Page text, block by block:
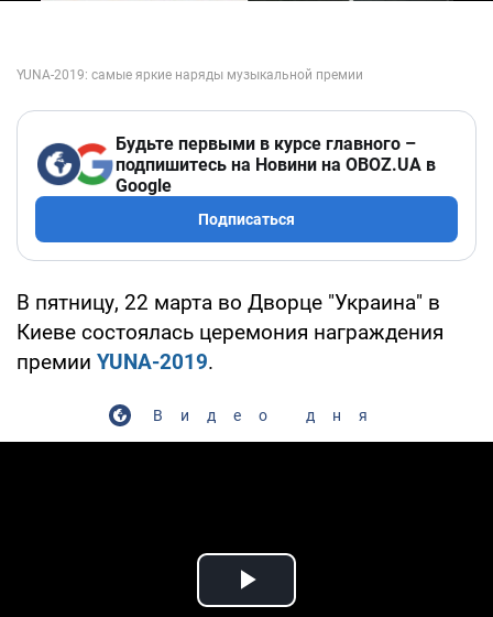
Будьте первыми в курсе главного –
подпишитесь на Новини на OBOZ.UA в
Google
Подписаться
В пятницу, 22 марта во Дворце "Украина" в
Киеве состоялась церемония награждения
премии YUNA-2019.
Видео дня
Play Video